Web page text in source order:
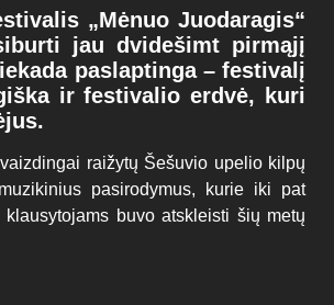
„Mėnuo Juodaragis“
jau dvidešimt pirmąjį
paslaptinga – festivalį
ir festivalio erdvė, kuri
raižytų Šešuvio upelio kilpų
pasirodymus, kurie iki pat
buvo atskleisti šių metų